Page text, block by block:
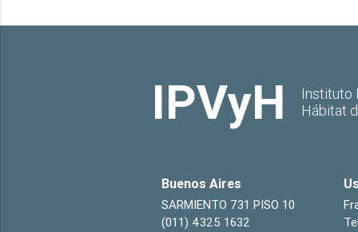
IPVyH
Instituto
Hábitat
Buenos Aires
SARMIENTO 731 PISO 10
(011) 4325 1632